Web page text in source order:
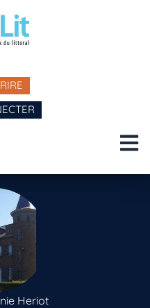
Heriot